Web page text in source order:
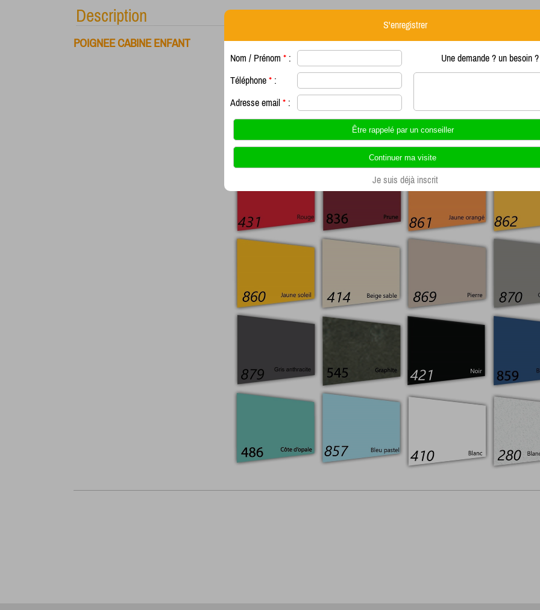
Description
POIGNEE CABINE ENFANT
S'enregistrer
Nom / Prénom * :
Téléphone * :
Adresse email * :
Une demande ? un besoin
Je suis déjà inscrit